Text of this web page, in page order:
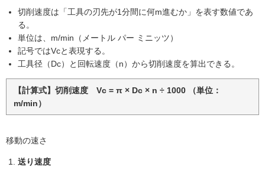
切削速度は「工具の刃先が1分間に何m進むか」を表す数値であ
る。
単位は、m/min（メートル パー ミニッツ）
記号ではVcと表現する。
工具径（Dc）と回転速度（n）から切削速度を算出できる。
【計算式】切削速度 Vc = π × Dc × n ÷ 1000 （単位：
m/min）
移動の速さ
送り速度